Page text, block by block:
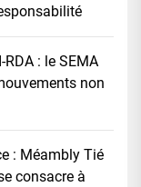
: le SEMA
non
: Méambly Tié
consacre à